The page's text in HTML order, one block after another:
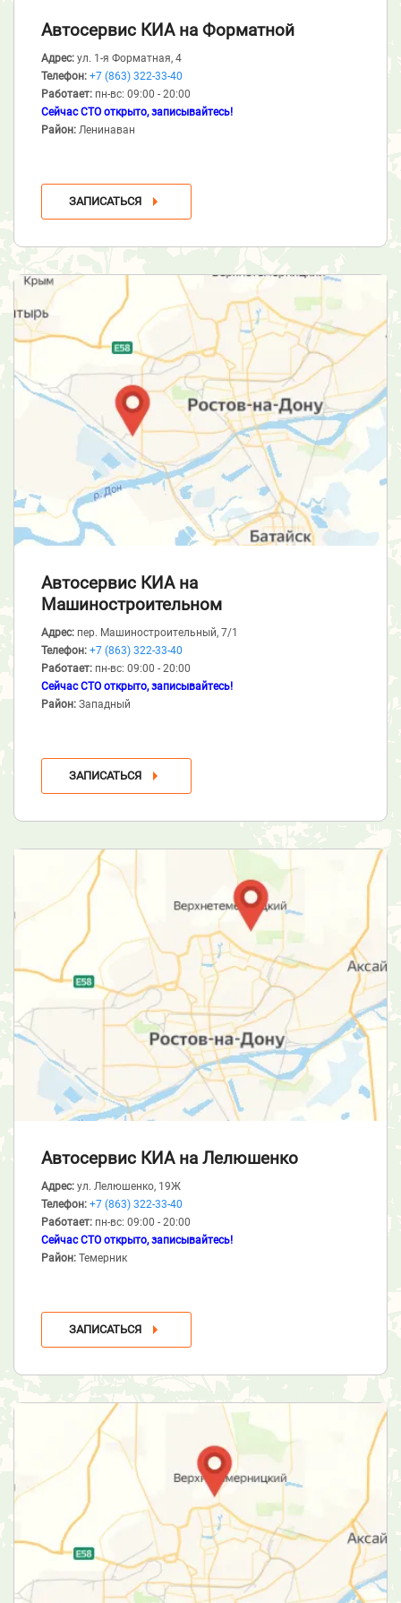
Автосервис КИА на Форматной
Адрес: ул. 1-я Форматная, 4
Телефон: +7 (863) 322-33-40
Работает: пн-вс: 09:00 - 20:00
Сейчас СТО открыто, записывайтесь!
Район: Ленинаван
ЗАПИСАТЬСЯ
Автосервис КИА на
Машиностроительном
Адрес: пер. Машиностроительный, 7/1
Телефон: +7 (863) 322-33-40
Работает: пн-вс: 09:00 - 20:00
Сейчас СТО открыто, записывайтесь!
Район: Западный
ЗАПИСАТЬСЯ
Автосервис КИА на Лелюшенко
Адрес: ул. Лелюшенко, 19Ж
Телефон: +7 (863) 322-33-40
Работает: пн-вс: 09:00 - 20:00
Сейчас СТО открыто, записывайтесь!
Район: Темерник
ЗАПИСАТЬСЯ